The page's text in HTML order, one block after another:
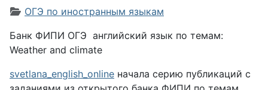
Информация о материале
ОГЭ по иностранным языкам
Банк ФИПИ ОГЭ английский язык по темам:
Weather and climate
svetlana_english_online начала серию публикаций с